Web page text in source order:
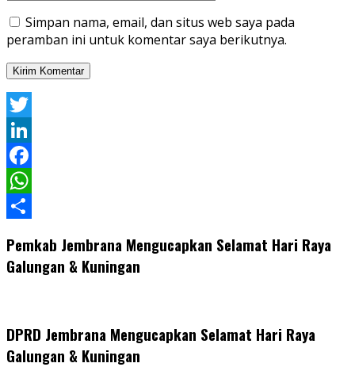
Simpan nama, email, dan situs web saya pada
peramban ini untuk komentar saya berikutnya.
Twitter
LinkedIn
Facebook
WhatsApp
Pemkab Jembrana Mengucapkan Selamat Hari Raya
Galungan & Kuningan
DPRD Jembrana Mengucapkan Selamat Hari Raya
Galungan & Kuningan